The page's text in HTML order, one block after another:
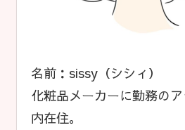
名前：sissy（シシィ）
化粧品メーカーに勤務の
内在住。